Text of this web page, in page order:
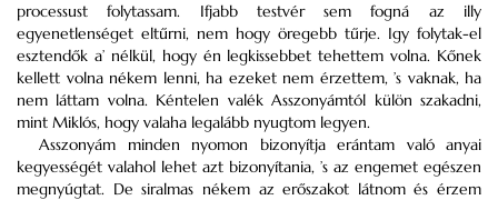
processust folytassam. Ifjabb testvér sem fogná az illy
egyenetlenséget eltűrni, nem hogy öregebb tűrje. Igy folytak-el
esztendők a’ nélkül, hogy én legkissebbet tehettem volna. Kőnek
kellett volna nékem lenni, ha ezeket nem érzettem, ’s vaknak, ha
nem láttam volna. Kéntelen valék Asszonyámtól külön szakadni,
mint Miklós, hogy valaha legalább nyugtom legyen.
Asszonyám minden nyomon bizonyítja erántam való anyai
kegyességét valahol lehet azt bizonyítania, ’s az engemet egészen
megnyúgtat. De siralmas nékem az erőszakot látnom és érzem